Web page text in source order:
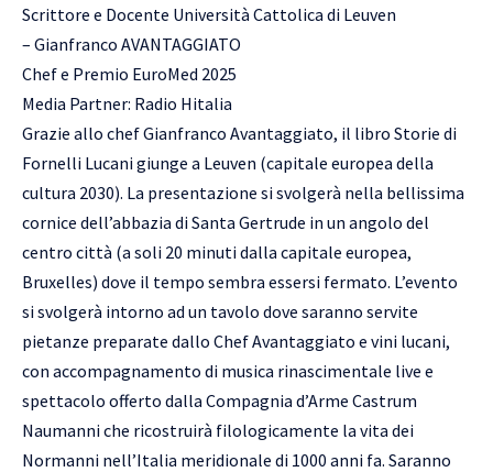
Scrittore e Docente Università Cattolica di Leuven
– Gianfranco AVANTAGGIATO
Chef e Premio EuroMed 2025
Media Partner: Radio Hitalia
Grazie allo chef Gianfranco Avantaggiato, il libro Storie di
Fornelli Lucani giunge a Leuven (capitale europea della
cultura 2030). La presentazione si svolgerà nella bellissima
cornice dell’abbazia di Santa Gertrude in un angolo del
centro città (a soli 20 minuti dalla capitale europea,
Bruxelles) dove il tempo sembra essersi fermato. L’evento
si svolgerà intorno ad un tavolo dove saranno servite
pietanze preparate dallo Chef Avantaggiato e vini lucani,
con accompagnamento di musica rinascimentale live e
spettacolo offerto dalla Compagnia d’Arme Castrum
Naumanni che ricostruirà filologicamente la vita dei
Normanni nell’Italia meridionale di 1000 anni fa. Saranno